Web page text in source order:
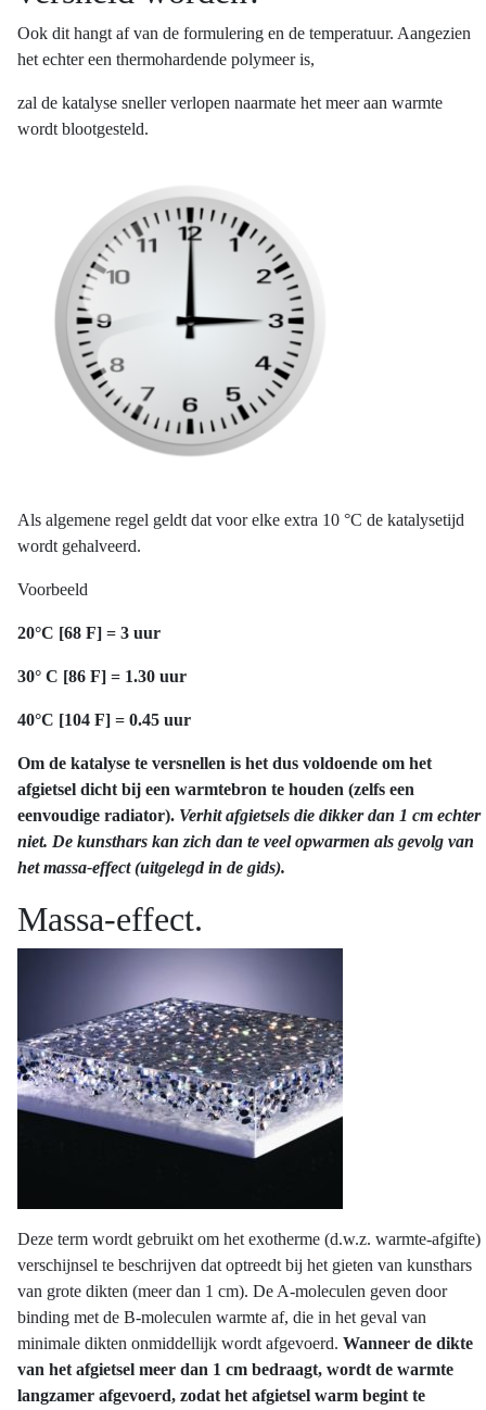
Ook dit hangt af van de formulering en de temperatuur. Aangezien
het echter een thermohardende polymeer is,
zal de katalyse sneller verlopen naarmate het meer aan warmte
wordt blootgesteld.
Als algemene regel geldt dat voor elke extra 10 °C de katalysetijd
wordt gehalveerd.
Voorbeeld
20°C [68 F] = 3 uur
30° C [86 F] = 1.30 uur
40°C [104 F] = 0.45 uur
Om de katalyse te versnellen is het dus voldoende om het
afgietsel dicht bij een warmtebron te houden (zelfs een
eenvoudige radiator). Verhit afgietsels die dikker dan 1 cm echter
niet. De kunsthars kan zich dan te veel opwarmen als gevolg van
het massa-effect (uitgelegd in de gids).
Massa-effect.
Deze term wordt gebruikt om het exotherme (d.w.z. warmte-afgifte)
verschijnsel te beschrijven dat optreedt bij het gieten van kunsthars
van grote dikten (meer dan 1 cm). De A-moleculen geven door
binding met de B-moleculen warmte af, die in het geval van
minimale dikten onmiddellijk wordt afgevoerd. Wanneer de dikte
van het afgietsel meer dan 1 cm bedraagt, wordt de warmte
langzamer afgevoerd, zodat het afgietsel warm begint te